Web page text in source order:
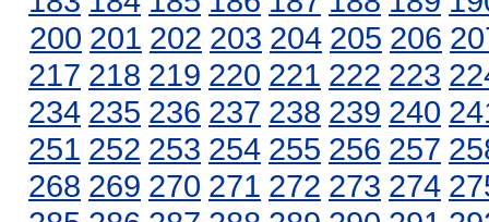
200 201 202 203 204 205 206
217 218 219 220 221 222 223
234 235 236 237 238 239 240
251 252 253 254 255 256 257
268 269 270 271 272 273 274